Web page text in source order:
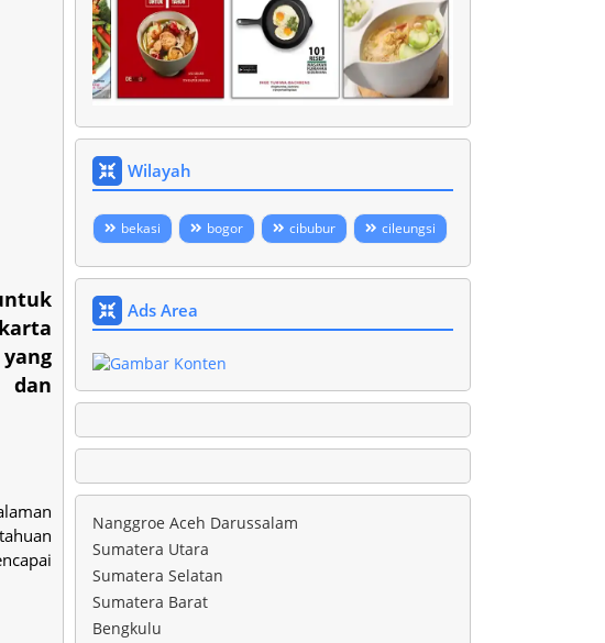
Wilayah
bekasi bogor cibubur cileungsi
Ads Area
Nanggroe Aceh Darussalam
Sumatera Utara
Sumatera Selatan
Sumatera Barat
Bengkulu